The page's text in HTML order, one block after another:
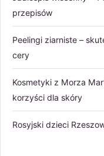
przepisów
Peelingi ziarniste –
cery
Kosmetyki z Morza
korzyści dla skóry
Rosyjski dzieci